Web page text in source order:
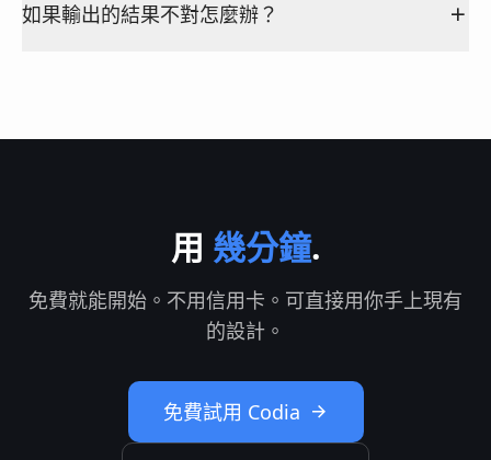
如果輸出的結果不對怎麼辦？
用 幾分鐘.
免費就能開始。不用信用卡。可直接用你手上現有
的設計。
免費試用 Codia